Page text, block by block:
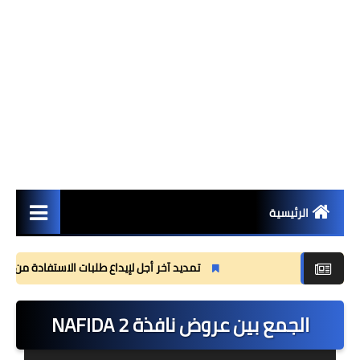
الرئيسية
مستجدات
مذكرات
وثائق تربوية
جذاذات
تمديد آخر أجل لإيداع طلبات الاستفادة من منحة
الجمع بين عروض نافذة NAFIDA 2